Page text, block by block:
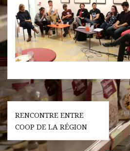
Navigation
de
l’article
RENCONTRE ENTRE
COOP DE LA RÉGION